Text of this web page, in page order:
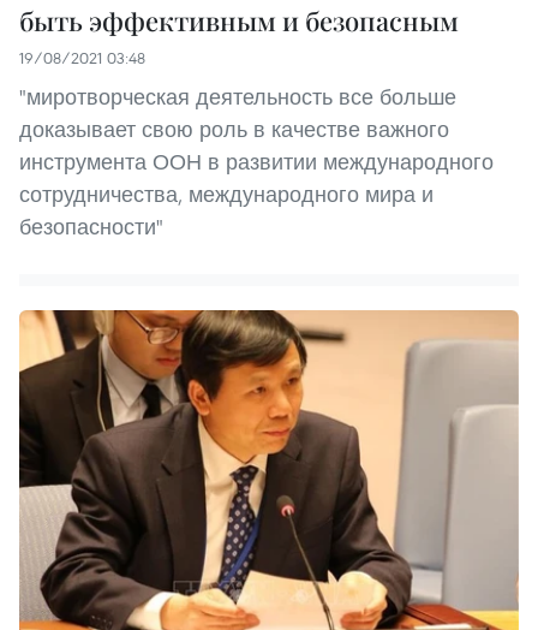
быть эффективным и безопасным
19/08/2021 03:48
"миротворческая деятельность все больше
доказывает свою роль в качестве важного
инструмента ООН в развитии международного
сотрудничества, международного мира и
безопасности"